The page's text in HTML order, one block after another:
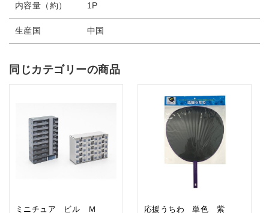
内容量（約） 1P
生産国 中国
同じカテゴリーの商品
ミニチュア ビル Ｍ 応援うちわ 単色 紫